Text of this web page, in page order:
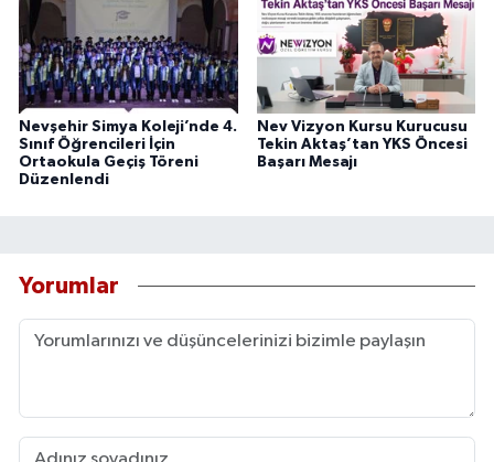
Nevşehir Simya Koleji’nde 4.
Sınıf Öğrencileri İçin
Ortaokula Geçiş Töreni
Düzenlendi
Nev Vizyon Kursu Kurucusu
Tekin Aktaş’tan YKS Öncesi
Başarı Mesajı
Yorumlar